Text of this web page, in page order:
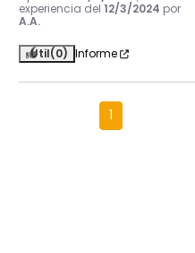
experiencia del 12/3/2024 por
A.A.
Útil(0) Informe
1